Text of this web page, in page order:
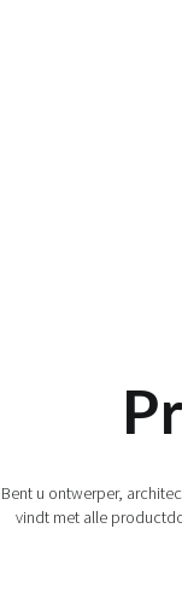
Bent u ontwerper,
vindt met alle